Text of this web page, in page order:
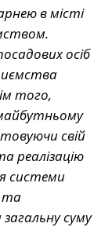
в місті
осіб
того,
свій
реалізацію
системи
та
суму